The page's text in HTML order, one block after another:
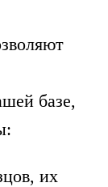
базе,
их